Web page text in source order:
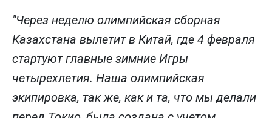
"Через неделю олимпийская сборная
Казахстана вылетит в Китай, где 4 февраля
стартуют главные зимние Игры
четырехлетия. Наша олимпийская
экипировка, так же, как и та, что мы делали